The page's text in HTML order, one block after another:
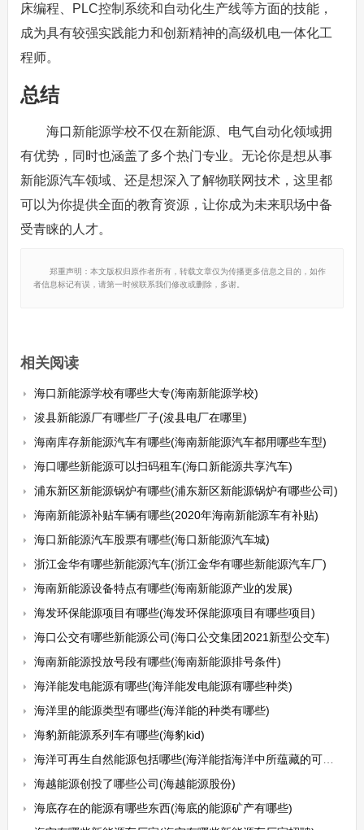
床编程、PLC控制系统和自动化生产线等方面的技能，
成为具有较强实践能力和创新精神的高级机电一体化工
程师。
总结
海口新能源学校不仅在新能源、电气自动化领域拥
有优势，同时也涵盖了多个热门专业。无论你是想从事
新能源汽车领域、还是想深入了解物联网技术，这里都
可以为你提供全面的教育资源，让你成为未来职场中备
受青睐的人才。
郑重声明：本文版权归原作者所有，转载文章仅为传播更多信息之目的，如作
者信息标记有误，请第一时候联系我们修改或删除，多谢。
相关阅读
海口新能源学校有哪些大专(海南新能源学校)
浚县新能源厂有哪些厂子(浚县电厂在哪里)
海南库存新能源汽车有哪些(海南新能源汽车都用哪些车型)
海口哪些新能源可以扫码租车(海口新能源共享汽车)
浦东新区新能源锅炉有哪些(浦东新区新能源锅炉有哪些公司)
海南新能源补贴车辆有哪些(2020年海南新能源车有补贴)
海口新能源汽车股票有哪些(海口新能源汽车城)
浙江金华有哪些新能源汽车(浙江金华有哪些新能源汽车厂)
海南新能源设备特点有哪些(海南新能源产业的发展)
海发环保能源项目有哪些(海发环保能源项目有哪些项目)
海口公交有哪些新能源公司(海口公交集团2021新型公交车)
海南新能源投放号段有哪些(海南新能源排号条件)
海洋能发电能源有哪些(海洋能发电能源有哪些种类)
海洋里的能源类型有哪些(海洋能的种类有哪些)
海豹新能源系列车有哪些(海豹kid)
海洋可再生自然能源包括哪些(海洋能指海洋中所蕴藏的可再生自然能源主要包括哪些)
海越能源创投了哪些公司(海越能源股份)
海底存在的能源有哪些东西(海底的能源矿产有哪些)